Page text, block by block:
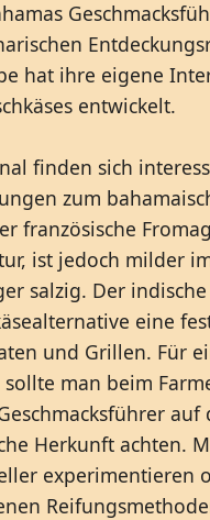
hat ihre eigene
entwickelt.
finden sich
zum
französische
ist jedoch milder
salzig. Der
eine
und Grillen. Für
man beim
Herkunft achten.
experimentieren